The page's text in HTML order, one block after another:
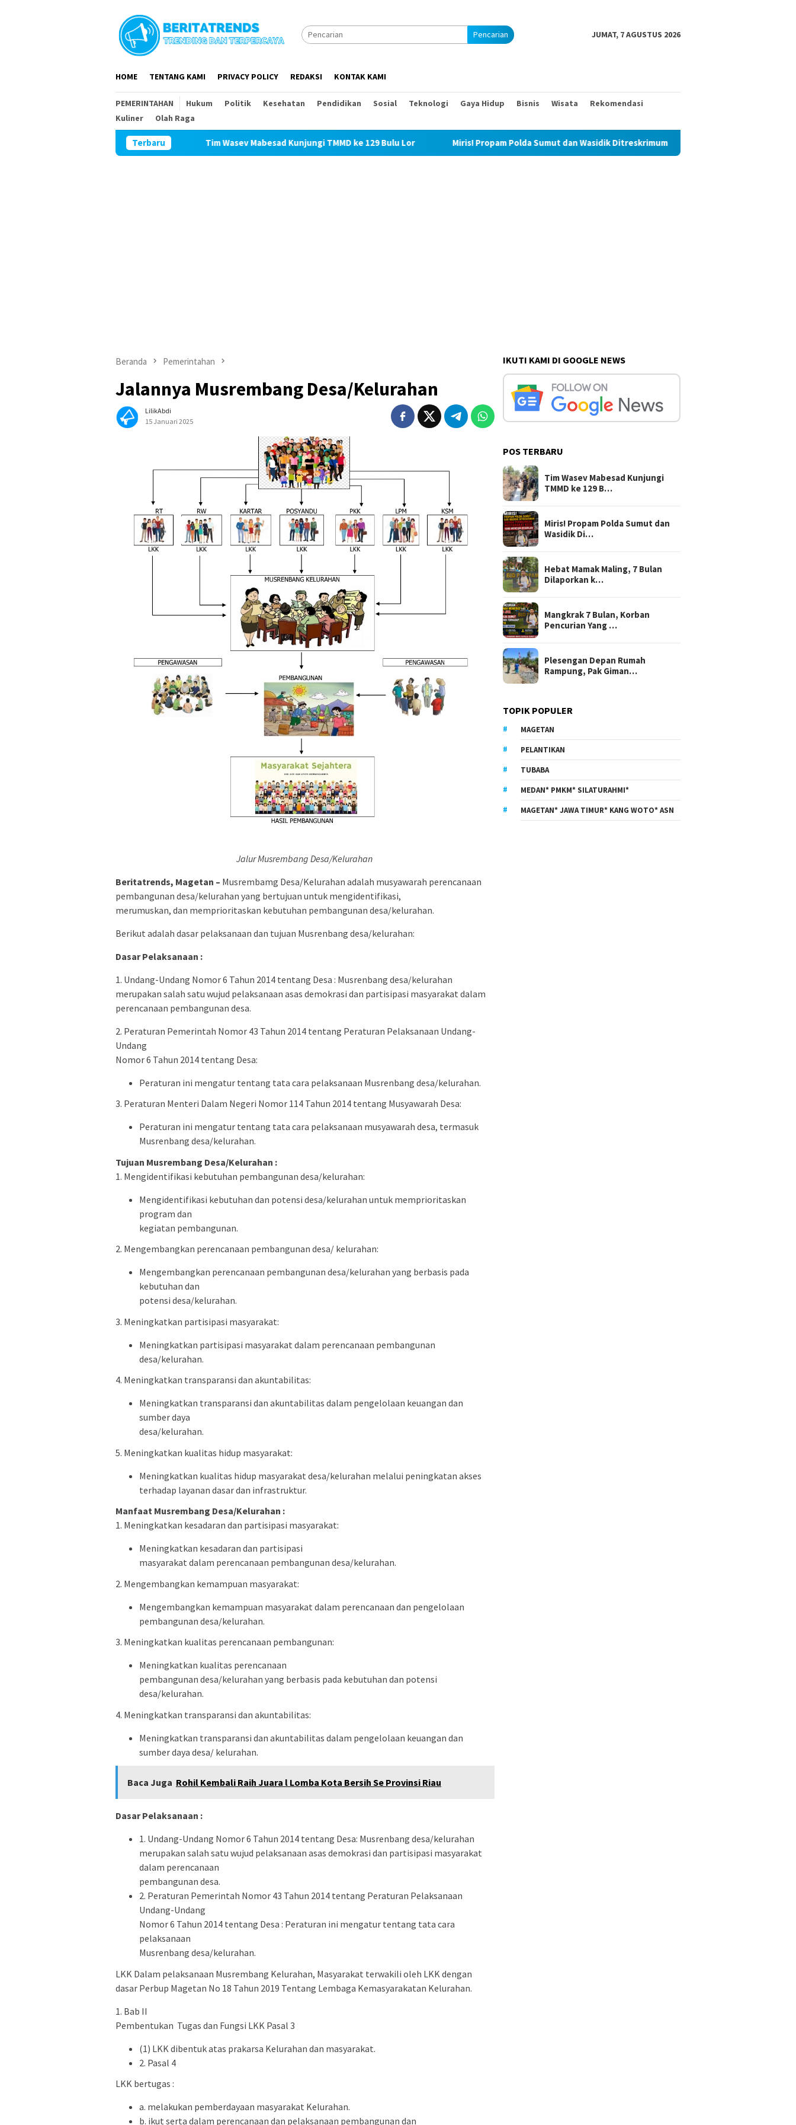
Pencarian JUMAT, 7 AGUSTUS 2026
HOME TENTANG KAMI PRIVACY POLICY REDAKSI KONTAK KAMI
PEMERINTAHAN Hukum Politik Kesehatan Pendidikan Sosial Teknologi Gaya Hidup Bisnis Wisata
Rekomendasi
Kuliner
Olah Raga
Terbaru
Tim Wasev Mabesad Kunjungi TMMD ke 129 Bulu Lor Miris! Propam Polda Sumut dan Wasidik Ditreskrimum Diduga Permainkan Masyarakat Kecil Yang
Beranda Pemerintahan
Jalannya Musrembang Desa/Kelurahan
LilikAbdi
15 Januari 2025
Jalur Musrembang Desa/Kelurahan
Beritatrends, Magetan – Musrembamg Desa/Kelurahan adalah musyawarah perencanaan
pembangunan desa/kelurahan yang bertujuan untuk mengidentifikasi,
merumuskan, dan memprioritaskan kebutuhan pembangunan desa/kelurahan.
Berikut adalah dasar pelaksanaan dan tujuan Musrenbang desa/kelurahan:
Dasar Pelaksanaan :
1. Undang-Undang Nomor 6 Tahun 2014 tentang Desa : Musrenbang desa/kelurahan
merupakan salah satu wujud pelaksanaan asas demokrasi dan partisipasi masyarakat dalam
perencanaan pembangunan desa.
2. Peraturan Pemerintah Nomor 43 Tahun 2014 tentang Peraturan Pelaksanaan Undang-
Undang
Nomor 6 Tahun 2014 tentang Desa:
Peraturan ini mengatur tentang tata cara pelaksanaan Musrenbang desa/kelurahan.
3. Peraturan Menteri Dalam Negeri Nomor 114 Tahun 2014 tentang Musyawarah Desa:
Peraturan ini mengatur tentang tata cara pelaksanaan musyawarah desa, termasuk
Musrenbang desa/kelurahan.
Tujuan Musrembang Desa/Kelurahan :
1. Mengidentifikasi kebutuhan pembangunan desa/kelurahan:
Mengidentifikasi kebutuhan dan potensi desa/kelurahan untuk memprioritaskan
program dan
kegiatan pembangunan.
2. Mengembangkan perencanaan pembangunan desa/ kelurahan:
Mengembangkan perencanaan pembangunan desa/kelurahan yang berbasis pada
kebutuhan dan
potensi desa/kelurahan.
3. Meningkatkan partisipasi masyarakat:
Meningkatkan partisipasi masyarakat dalam perencanaan pembangunan
desa/kelurahan.
4. Meningkatkan transparansi dan akuntabilitas:
Meningkatkan transparansi dan akuntabilitas dalam pengelolaan keuangan dan
sumber daya
desa/kelurahan.
5. Meningkatkan kualitas hidup masyarakat:
Meningkatkan kualitas hidup masyarakat desa/kelurahan melalui peningkatan akses
terhadap layanan dasar dan infrastruktur.
Manfaat Musrembang Desa/Kelurahan :
1. Meningkatkan kesadaran dan partisipasi masyarakat:
Meningkatkan kesadaran dan partisipasi
masyarakat dalam perencanaan pembangunan desa/kelurahan.
2. Mengembangkan kemampuan masyarakat:
Mengembangkan kemampuan masyarakat dalam perencanaan dan pengelolaan
pembangunan desa/kelurahan.
3. Meningkatkan kualitas perencanaan pembangunan:
Meningkatkan kualitas perencanaan
pembangunan desa/kelurahan yang berbasis pada kebutuhan dan potensi
desa/kelurahan.
4. Meningkatkan transparansi dan akuntabilitas:
Meningkatkan transparansi dan akuntabilitas dalam pengelolaan keuangan dan
sumber daya desa/ kelurahan.
Baca Juga Rohil Kembali Raih Juara l Lomba Kota Bersih Se Provinsi Riau
Dasar Pelaksanaan :
1. Undang-Undang Nomor 6 Tahun 2014 tentang Desa: Musrenbang desa/kelurahan
merupakan salah satu wujud pelaksanaan asas demokrasi dan partisipasi masyarakat
dalam perencanaan
pembangunan desa.
2. Peraturan Pemerintah Nomor 43 Tahun 2014 tentang Peraturan Pelaksanaan
Undang-Undang
Nomor 6 Tahun 2014 tentang Desa : Peraturan ini mengatur tentang tata cara
pelaksanaan
Musrenbang desa/kelurahan.
LKK Dalam pelaksanaan Musrembang Kelurahan, Masyarakat terwakili oleh LKK dengan
dasar Perbup Magetan No 18 Tahun 2019 Tentang Lembaga Kemasyarakatan Kelurahan.
1. Bab II
Pembentukan Tugas dan Fungsi LKK Pasal 3
(1) LKK dibentuk atas prakarsa Kelurahan dan masyarakat.
2. Pasal 4
LKK bertugas :
a. melakukan pemberdayaan masyarakat Kelurahan.
b. ikut serta dalam perencanaan dan pelaksanaan pembangunan dan
IKUTI KAMI DI GOOGLE NEWS
POS TERBARU
Tim Wasev Mabesad Kunjungi
TMMD ke 129 B…
Miris! Propam Polda Sumut dan
Wasidik Di…
Hebat Mamak Maling, 7 Bulan
Dilaporkan k…
Mangkrak 7 Bulan, Korban
Pencurian Yang …
Plesengan Depan Rumah
Rampung, Pak Giman…
TOPIK POPULER
MAGETAN
PELANTIKAN
TUBABA
MEDAN* PMKM* SILATURAHMI*
MAGETAN* JAWA TIMUR* KANG WOTO* ASN